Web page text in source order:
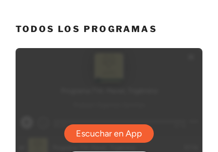
TODOS LOS PROGRAMAS